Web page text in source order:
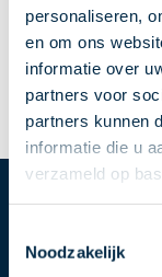
personaliseren,
en om ons
informatie over
partners voor
partners kunnen
informatie die u
verzameld op
Noodzakelijk